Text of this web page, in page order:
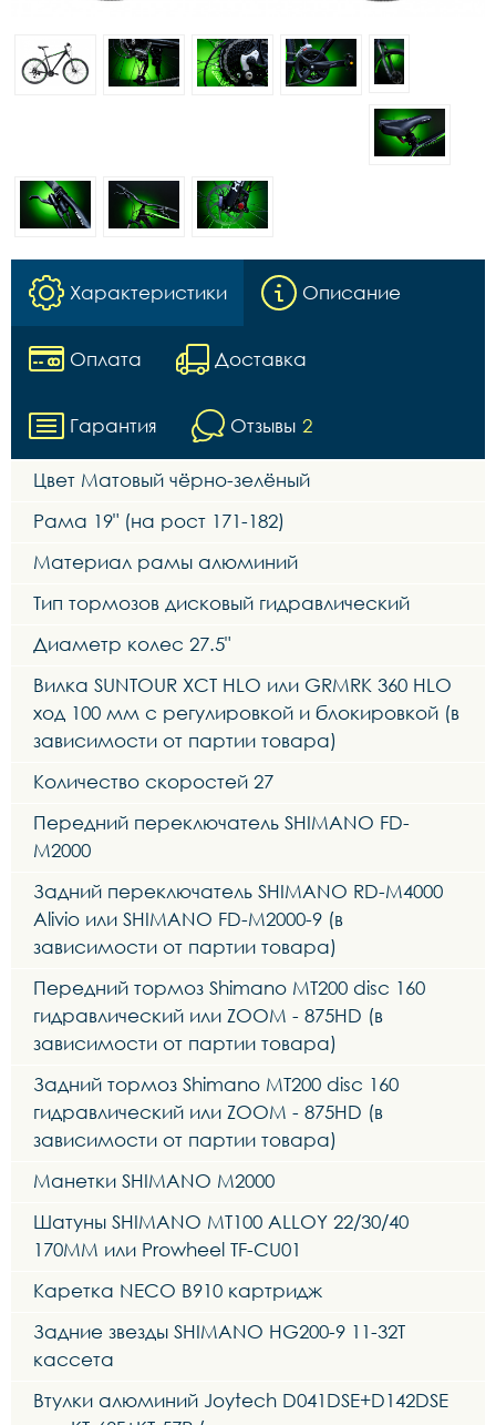
Характеристики Описание
Оплата Доставка
Гарантия Отзывы 2
Цвет Матовый чёрно-зелёный
Рама 19" (на рост 171-182)
Материал рамы алюминий
Тип тормозов дисковый гидравлический
Диаметр колес 27.5"
Вилка SUNTOUR XCT HLO или GRMRK 360 HLO
ход 100 мм с регулировкой и блокировкой (в
зависимости от партии товара)
Количество скоростей 27
Передний переключатель SHIMANO FD-
M2000
Задний переключатель SHIMANO RD-M4000
Alivio или SHIMANO FD-M2000-9 (в
зависимости от партии товара)
Передний тормоз Shimano MT200 disc 160
гидравлический или ZOOM - 875HD (в
зависимости от партии товара)
Задний тормоз Shimano MT200 disc 160
гидравлический или ZOOM - 875HD (в
зависимости от партии товара)
Манетки SHIMANO M2000
Шатуны SHIMANO MT100 ALLOY 22/30/40
170MM или Prowheel TF-CU01
Каретка NECO B910 картридж
Задние звезды SHIMANO HG200-9 11-32T
кассета
Втулки алюминий Joytech D041DSE+D142DSE